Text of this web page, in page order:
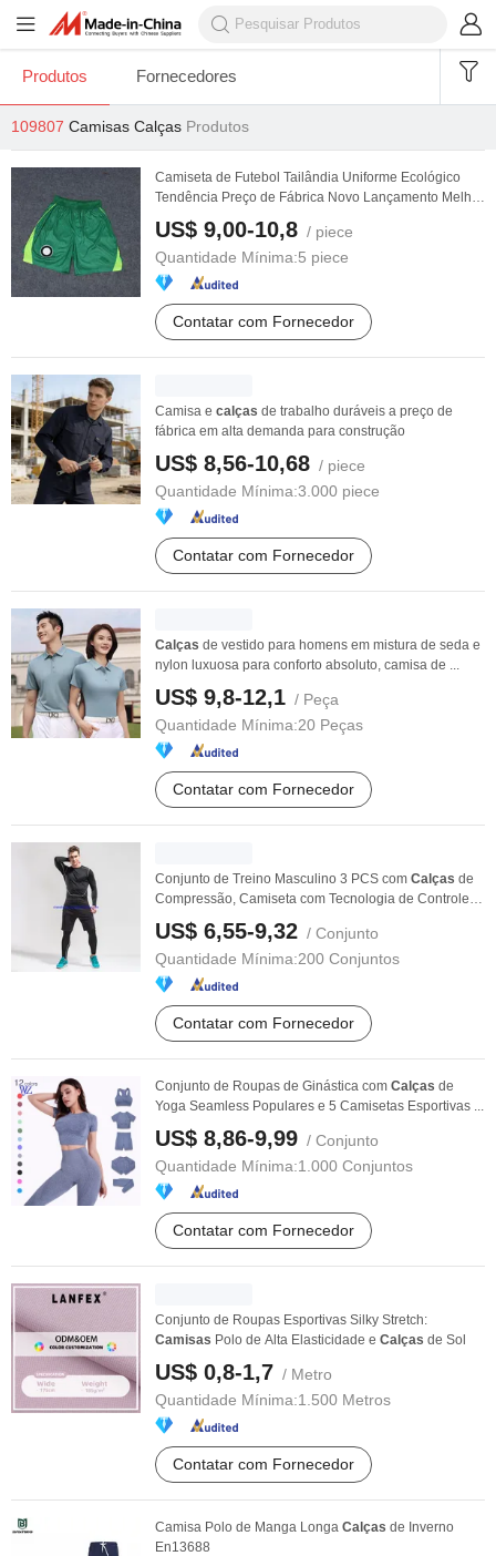
Produtos Fornecedores
109807 Camisas Calças Produtos
Camiseta de Futebol Tailândia Uniforme Ecológico
Tendência Preço de Fábrica Novo Lançamento Melhor
US$ 9,00-10,8 / piece
Quantidade Mínima:5 piece
Contatar com Fornecedor
Camisa e calças de trabalho duráveis a preço de
fábrica em alta demanda para construção
US$ 8,56-10,68 / piece
Quantidade Mínima:3.000 piece
Contatar com Fornecedor
Calças de vestido para homens em mistura de seda e
nylon luxuosa para conforto absoluto, camisa de ...
US$ 9,8-12,1 / Peça
Quantidade Mínima:20 Peças
Contatar com Fornecedor
Conjunto de Treino Masculino 3 PCS com Calças de
Compressão, Camiseta com Tecnologia de Controle
US$ 6,55-9,32 / Conjunto
Quantidade Mínima:200 Conjuntos
Contatar com Fornecedor
Conjunto de Roupas de Ginástica com Calças de
Yoga Seamless Populares e 5 Camisetas Esportivas ...
US$ 8,86-9,99 / Conjunto
Quantidade Mínima:1.000 Conjuntos
Contatar com Fornecedor
Conjunto de Roupas Esportivas Silky Stretch:
Camisas Polo de Alta Elasticidade e Calças de Sol
US$ 0,8-1,7 / Metro
Quantidade Mínima:1.500 Metros
Contatar com Fornecedor
Camisa Polo de Manga Longa Calças de Inverno
En13688